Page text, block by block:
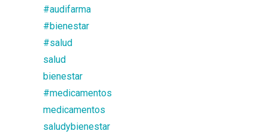
#audifarma
#bienestar
#salud
salud
bienestar
#medicamentos
medicamentos
saludybienestar